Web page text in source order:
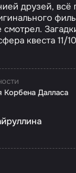
друзей, всё
смотрел.
квеста 11/
Корбена Далласа